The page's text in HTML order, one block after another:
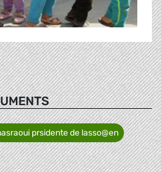
prsidente de lasso@en